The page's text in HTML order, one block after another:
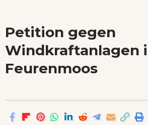
Petition gegen
Windkraftanlagen
Feurenmoos